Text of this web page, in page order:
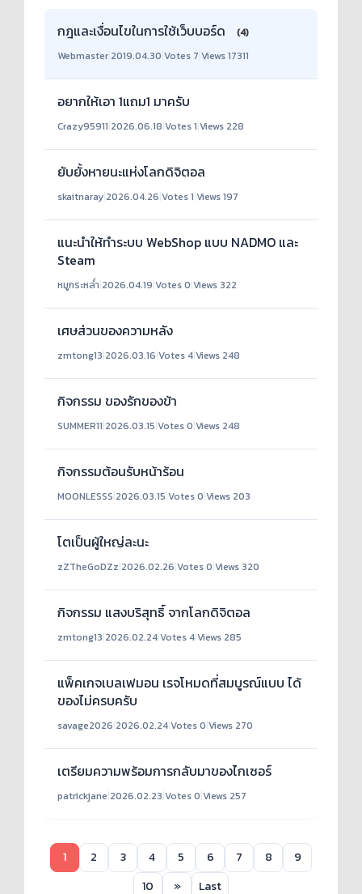
กฎและเงื่อนไขในการใช้เว็บบอร์ด
(4)
Webmaster 2019.04.30 Votes 7 Views 17311
อยากให้เอา 1แถม1 มาครับ
Crazy95911|2026.06.18|Votes 1|Views 228
ยับยั้งหายนะแห่งโลกดิจิตอล
skaitnaray|2026.04.26|Votes 1|Views 197
แนะนำให้ทำระบบ WebShop แบบ NADMO และ
Steam
หมูกระหล่ำ|2026.04.19|Votes 0|Views 322
เศษส่วนของความหลัง
zmtong13|2026.03.16|Votes 4|Views 248
กิจกรรม ของรักของข้า
SUMMER11|2026.03.15|Votes 0|Views 248
กิจกรรมต้อนรับหน้าร้อน
MOONLESSS|2026.03.15|Votes 0|Views 203
โตเป็นผู้ใหญ่ละนะ
zZTheGoDZz|2026.02.26|Votes 0|Views 320
กิจกรรม แสงบริสุทธิ์ จากโลกดิจิตอล
zmtong13|2026.02.24|Votes 4|Views 285
แพ็คเกจเบลเฟมอน เรจโหมดที่สมบูรณ์แบบ ได้
ของไม่ครบครับ
savage2026|2026.02.24|Votes 0|Views 270
เตรียมความพร้อมการกลับมาของไกเซอร์
patrickjane|2026.02.23|Votes 0|Views 257
1 2 3 4 5 6 7 8
9
10
» Last